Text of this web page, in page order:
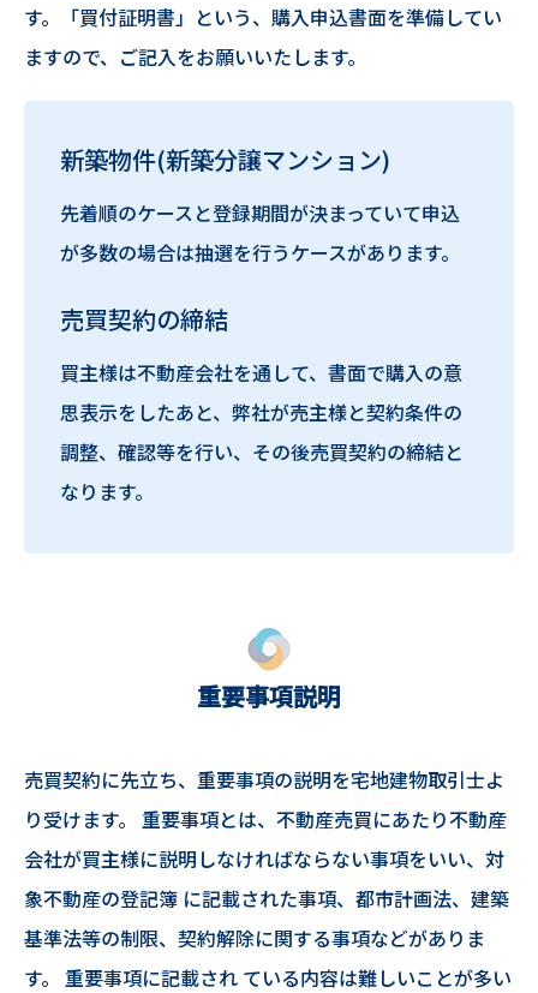
す。「買付証明書」という、購入申込書面を準備してい
ますので、ご記入をお願いいたします。
新築物件(新築分譲マンション)
先着順のケースと登録期間が決まっていて申込
が多数の場合は抽選を行うケースがあります。
売買契約の締結
買主様は不動産会社を通して、書面で購入の意
思表示をしたあと、弊社が売主様と契約条件の
調整、確認等を行い、その後売買契約の締結と
なります。
重要事項説明
売買契約に先立ち、重要事項の説明を宅地建物取引士よ
り受けます。 重要事項とは、不動産売買にあたり不動産
会社が買主様に説明しなければならない事項をいい、対
象不動産の登記簿 に記載された事項、都市計画法、建築
基準法等の制限、契約解除に関する事項などがありま
す。 重要事項に記載され ている内容は難しいことが多い